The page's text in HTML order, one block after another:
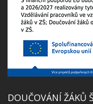
DOUČOVÁNÍ ŽÁKŮ